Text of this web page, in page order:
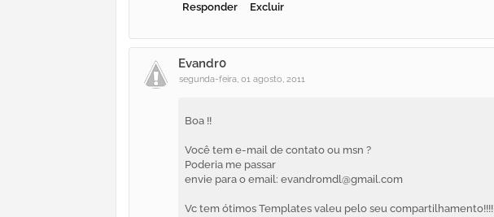
Responder Excluir
Evandr0
segunda-feira, 01 agosto, 2011
Boa !!
Você tem e-mail de contato ou msn ?
Poderia me passar
envie para o email: evandromdl@gmail.com
Vc tem ótimos Templates valeu pelo seu compartilhamento!!!!